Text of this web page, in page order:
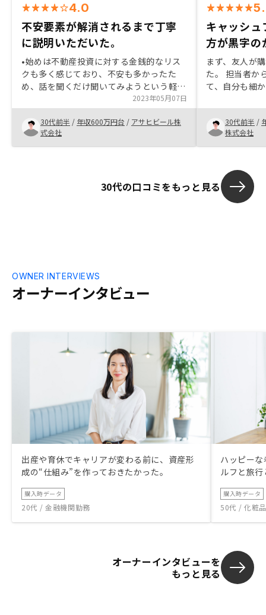
4.0
不安要素が解消されるまで丁寧
に説明いただいた。
•始めは不動産投資に対する金銭的なリス
クも多く感じており、不安も多かったた
め、話を聞くだけ聞いてみようという軽い
気持ちで問い合わせをしましたが、実際に
話を聞いて不安がほとんど解消でき、持ち
出しの出費も許容範囲内と言う事で、契約
となりました。
2023年05月07日
30代前半 / 年収600万円台 / アサヒビール株
式会社
キャッシュ
方が黒字の
まず、友人が
た。 担当者か
て、自分も細
ー両方が黒字
ないと思いま
30代前半 /
株式会社
30代の口コミをもっと見る
オーナーインタビュー
OWNER INTERVIEWS
出産や育休でキャリアが変わる前に、資産形
成の“仕組み”を作っておきたかった。
購入時データ
20代 / 金融機関勤務
ハッピー
ルフと旅
購入時データ
50代 / 化粧
オーナーインタビューを
もっと見る